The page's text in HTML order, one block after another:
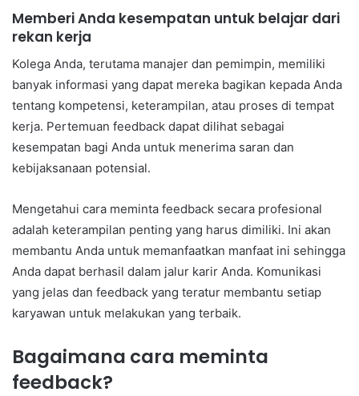
Memberi Anda kesempatan untuk belajar dari
rekan kerja
Kolega Anda, terutama manajer dan pemimpin, memiliki
banyak informasi yang dapat mereka bagikan kepada Anda
tentang kompetensi, keterampilan, atau proses di tempat
kerja. Pertemuan feedback dapat dilihat sebagai
kesempatan bagi Anda untuk menerima saran dan
kebijaksanaan potensial.
Mengetahui cara meminta feedback secara profesional
adalah keterampilan penting yang harus dimiliki. Ini akan
membantu Anda untuk memanfaatkan manfaat ini sehingga
Anda dapat berhasil dalam jalur karir Anda. Komunikasi
yang jelas dan feedback yang teratur membantu setiap
karyawan untuk melakukan yang terbaik.
Bagaimana cara meminta
feedback?